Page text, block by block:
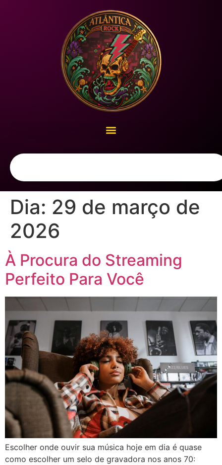
Dia: 29 de março de
2026
À Procura do Streaming
Perfeito Para Você
Escolher onde ouvir sua música hoje em dia é quase
como escolher um selo de gravadora nos anos 70: